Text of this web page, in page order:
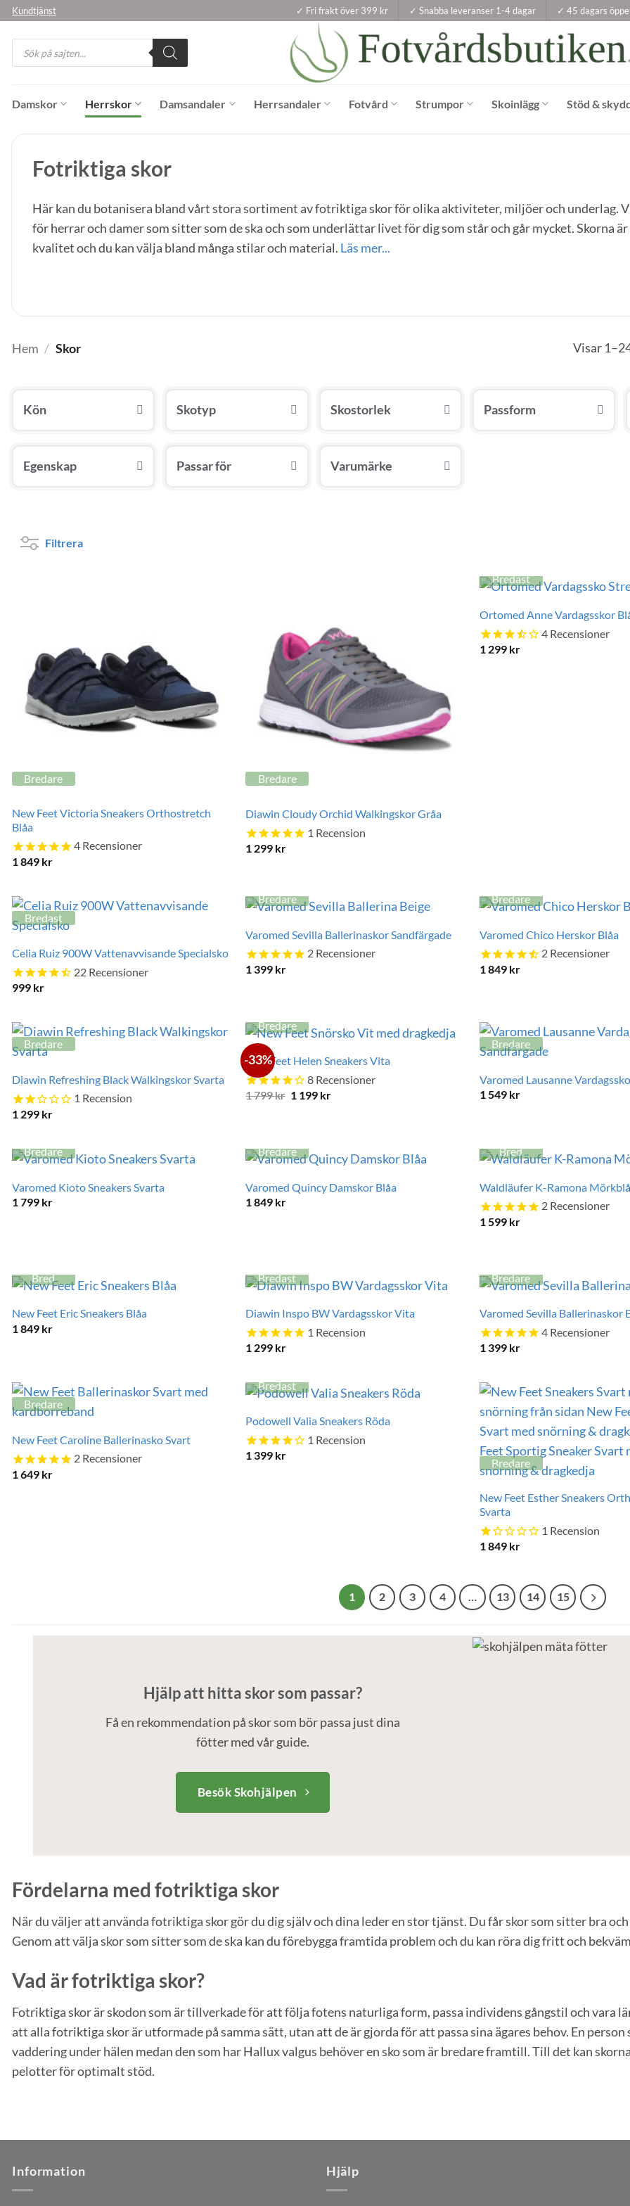
Skip
content
Kundtjänst ✓ Fri frakt över 399 kr ✓ Snabba leveranser 1-4 dagar ✓ 45 dagars
Products
search
Damskor Herrskor Damsandaler Herrsandaler Fotvård Strumpor Skoinlägg Stöd &
Fotriktiga skor
Här kan du botanisera bland vårt stora sortiment av fotriktiga skor för olika aktiviteter, miljöer och underlag.
för herrar och damer som sitter som de ska och som underlättar livet för dig som står och går mycket. Skorna är
kvalitet och du kan välja bland många stilar och material. Läs mer...
Hem / Skor Visar
Kön Skotyp Skostorlek Passform
Egenskap Passar för Varumärke
Filtrera
Bredare
New Feet Victoria Sneakers Orthostretch
Blåa
4Recensioner
1 849 kr
Bredare
Diawin Cloudy Orchid Walkingskor Gråa
1 Recension
1 299 kr
Bredast
Ortomed Anne Vardagsskor
4Recensioner
1 299 kr
Bredast
Celia Ruiz 900W Vattenavvisande Specialsko
22Recensioner
999 kr
Bredare
Varomed Sevilla Ballerinaskor Sandfärgade
2 Recensioner
1 399 kr
Bredare
Varomed Chico Herskor Blåa
2Recensioner
1 849 kr
Bredare
Diawin Refreshing Black Walkingskor Svarta
1 Recension
1 299 kr
-33%
Bredare
New Feet Helen Sneakers Vita
8 Recensioner
1 799kr Det
799 kr.
1 199 krDet
Bredare
Varomed Lausanne
1 549 kr
Bredare
Varomed Kioto Sneakers Svarta
1 799 kr
Bredare
Varomed Quincy Damskor Blåa
1 849 kr
Bred
Waldläufer K-Ramona Mörkblå
2Recensioner
1 599 kr
Bred
New Feet Eric Sneakers Blåa
1 849 kr
Bredast
Diawin Inspo BW Vardagsskor Vita
1 Recension
1 299 kr
Bredare
Varomed Sevilla Ballerinaskor
4Recensioner
1 399 kr
Bredare
New Feet Caroline Ballerinasko Svart
2Recensioner
1 649 kr
Bredast
Podowell Valia Sneakers Röda
1 Recension
1 399 kr
Bredare
New Feet Esther Sneakers
Svarta
1 Recension
1 849 kr
1 2 3 4 … 13 14 15
Hjälp att hitta skor som passar?
Få en rekommendation på skor som bör passa just dina
fötter med vår guide.
Besök Skohjälpen
Fördelarna med fotriktiga skor
När du väljer att använda fotriktiga skor gör du dig själv och dina leder en stor tjänst. Du får skor som sitter bra
Genom att välja skor som sitter som de ska kan du förebygga framtida problem och du kan röra dig fritt och
Vad är fotriktiga skor?
Fotriktiga skor är skodon som är tillverkade för att följa fotens naturliga form, passa individens gångstil och vara
att alla fotriktiga skor är utformade på samma sätt, utan att de är gjorda för att passa sina ägares behov. En
vaddering under hälen medan den som har Hallux valgus behöver en sko som är bredare framtill. Till det kan
pelotter för optimalt stöd.
Information Hjälp